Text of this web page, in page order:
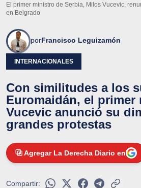
El primer ministro de Serbia, Milos Vucevic,
en Belgrado
porFrancisco Leguizamón
INTERNACIONALES
Con similitudes a los
Euromaidán, el primer
Vucevic anunció su
grandes protestas
Agregar La Derecha Diario en
Compartir: